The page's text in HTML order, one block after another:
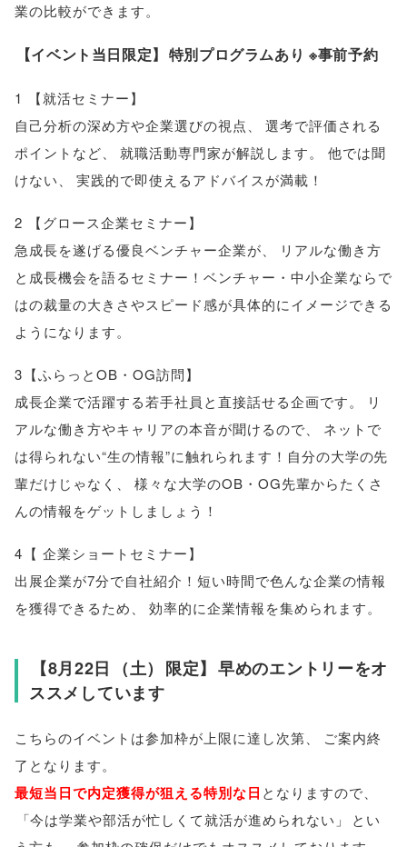
業の比較ができます。
【イベント当日限定】 特別プログラムあり ※事前予約
1 【就活セミナー】
自己分析の深め方や企業選びの視点
選考で評価される
ポイントなど
就職活動専門家が解説します。
他では聞
けない
実践的で即使えるアドバイスが満載！
2 【グロース企業セミナー】
急成長を遂げる優良ベンチャー企業が
リアルな働き方
と成長機会を語るセミナー！ベンチャー・中小企業ならで
はの裁量の大きさやスピード感が具体的にイメージできる
ようになります。
3 【ふらっとOB・OG訪問】
成長企業で活躍する若手社員と直接話せる企画です。
リ
アルな働き方やキャリアの本音が聞けるので
ネットで
は得られない“生の情報”に触れられます！自分の大学の先
輩だけじゃなく
様々な大学のOB・OG先輩からたくさ
んの情報をゲットしましょう！
4 【 企業ショートセミナー】
出展企業が7分で自社紹介！短い時間で色んな企業の情報
を獲得できるため
効率的に企業情報を集められます。
【8月22日 （土） 限定】 早めのエントリーをオ
ススメしています
こちらのイベントは参加枠が上限に達し次第
ご案内終
了となります。
最短当日で内定獲得が狙える特別な日 となりますので
「今は学業や部活が忙しくて就活が進められない 」
とい